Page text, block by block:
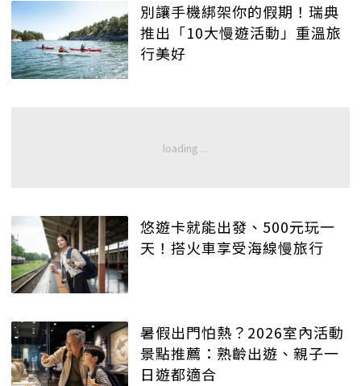
別讓手機綁架你的假期！瑞典
推出「10大慢遊活動」重溫旅
行美好
悠遊卡就能出發、500元玩一
天！搭火車享受海線慢旅行
暑假出門怕熱？2026室內活動
景點推薦：熟齡出遊、親子一
日遊都適合